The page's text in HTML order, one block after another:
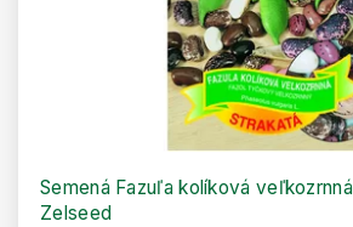
Semená Fazuľa kolíková
Zelseed